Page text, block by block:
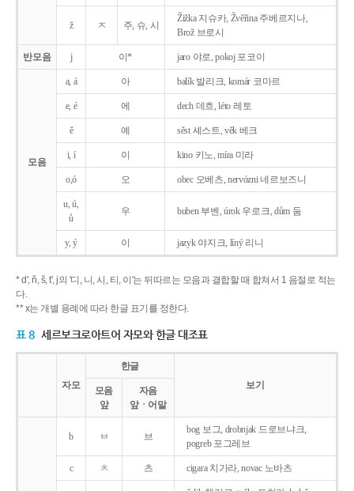
ž ㅈ 주, 슈, 시
Žižka 지슈카, Žvěřina 주베르지나,
Brož 브로시
반모음 j 이* jaro 야로, pokoj 포코이
모음
a, á 아 balík 발리크, komár 코마르
e, é 에 dech 데흐, léto 레토
ě 예 sěst 셰스트, věk 베크
i, í 이 kino 키노, míra 미라
o,ó 오 obec 오베츠, nervózni 네르보즈니
u, ú,
ů
우 buben 부벤, úrok 우로크, dům 둠
y, ý 이 jazyk야지크, líný 리니
* d', ň, š, t', j의 '디, 니, 시, 티, 이'는 뒤따르는 모음과 결합할 때 합쳐서 1 음절로 적는
다.
** x는 개별 용례에 따라 한글 표기를 정한다.
표 8 세르보크로아트어 자모와 한글 대조표
자모
한글
보기
모음
앞
자음
앞ㆍ어말
b ㅂ 브
bog 보그, drobnjak 드로브냐크,
pogreb 포그레브
c ㅊ 츠 cigara 치가라, novac 노바츠